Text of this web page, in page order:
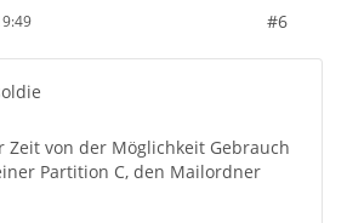
#6
Zeit von der Möglichkeit Gebrauch
Partition C, den Mailordner